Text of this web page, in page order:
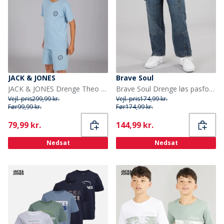
JACK & JONES
JACK & JONES Drenge Theo T Shirt og Shorts Sæt Mountain Spring
Vejl. pris299,99 kr.
Før99,99 kr.
Current
79,99 kr.
Nedsat
Brave Soul
Brave Soul Drenge løs pasform jeans mellemtrådet blå
Vejl. pris174,99 kr.
Før174,99 kr.
Current
144,99 kr.
Nedsat